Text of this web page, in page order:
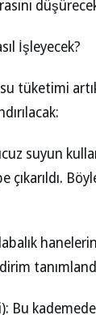
İşleyecek?
tüketimi
suyun
Bu